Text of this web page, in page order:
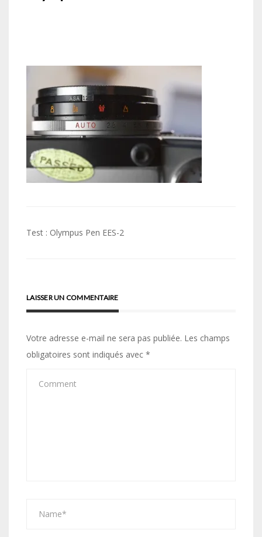
Navigation
Test : Olympus Pen EES-2
LAISSER UN COMMENTAIRE
Votre adresse e-mail ne sera pas publiée. Les champs
obligatoires sont indiqués avec *